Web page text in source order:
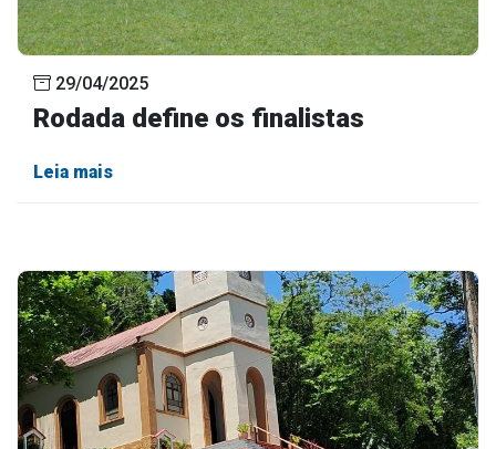
29/04/2025
Rodada define os finalistas
Leia mais